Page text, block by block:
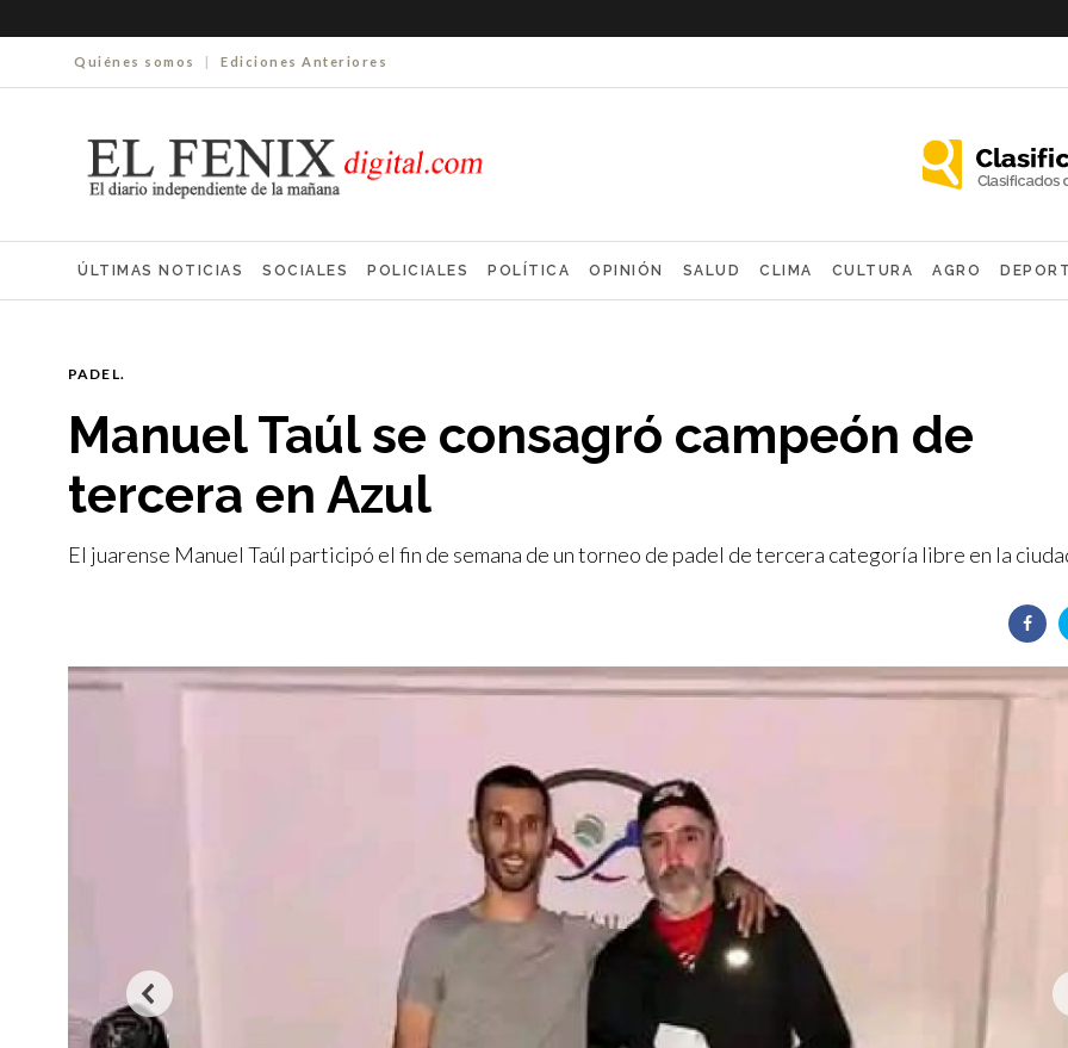
Quiénes somos | Ediciones Anteriores
ÚLTIMAS NOTICIAS SOCIALES POLICIALES POLÍTICA OPINIÓN SALUD CLIMA CULTURA AGRO
PADEL.
Manuel Taúl se consagró campeón de
tercera en Azul
El juarense Manuel Taúl participó el fin de semana de un torneo de padel de tercera categoría libre en la